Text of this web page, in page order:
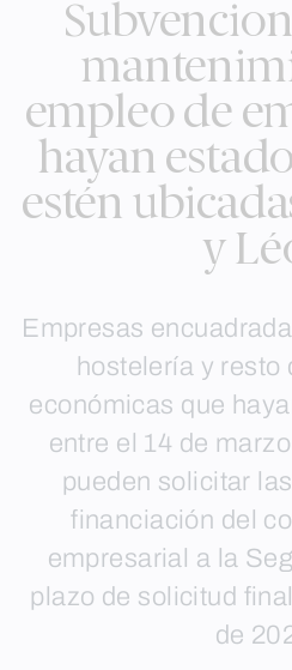
empleo de
hayan
estén
y
Empresas
hostelería y resto
económicas que
entre el 14 de
pueden solicitar
financiación del
empresarial a la
plazo de solicitud
de